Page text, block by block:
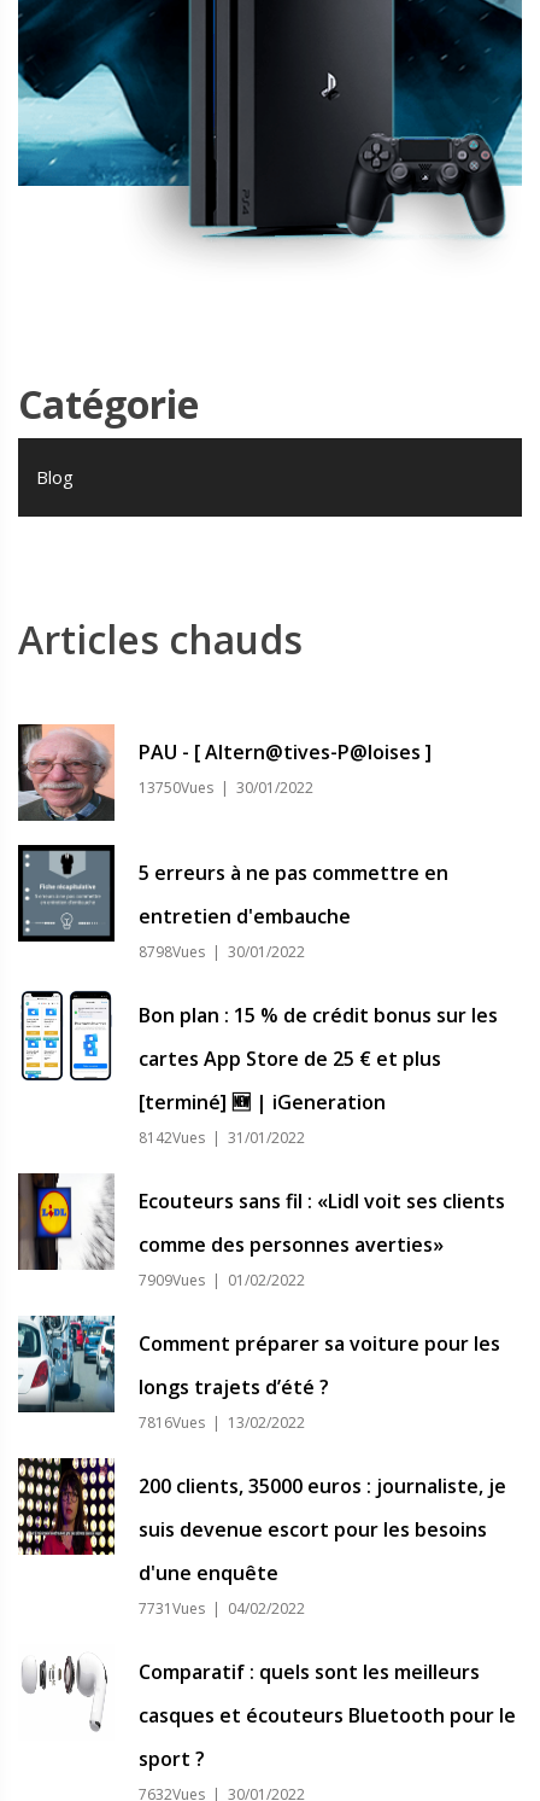
Catégorie
Blog
Articles chauds
PAU - [ Altern@tives-P@loises ]
13750Vues | 30/01/2022
5 erreurs à ne pas commettre en
entretien d'embauche
8798Vues | 30/01/2022
Bon plan : 15 % de crédit bonus sur les
cartes App Store de 25 € et plus
[terminé] 🆕 | iGeneration
8142Vues | 31/01/2022
Ecouteurs sans fil : «Lidl voit ses clients
comme des personnes averties»
7909Vues | 01/02/2022
Comment préparer sa voiture pour les
longs trajets d’été ?
7816Vues | 13/02/2022
200 clients, 35000 euros : journaliste, je
suis devenue escort pour les besoins
d'une enquête
7731Vues | 04/02/2022
Comparatif : quels sont les meilleurs
casques et écouteurs Bluetooth pour le
sport ?
7632Vues | 30/01/2022